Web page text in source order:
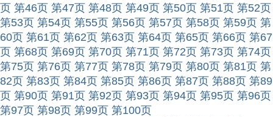
页 第46页 第47页 第48页 第49页 第50页 第51页 第52页
第53页 第54页 第55页 第56页 第57页 第58页 第59页 第
60页 第61页 第62页 第63页 第64页 第65页 第66页 第67
页 第68页 第69页 第70页 第71页 第72页 第73页 第74页
第75页 第76页 第77页 第78页 第79页 第80页 第81页 第
82页 第83页 第84页 第85页 第86页 第87页 第88页 第89
页 第90页 第91页 第92页 第93页 第94页 第95页 第96页
第97页 第98页 第99页 第100页